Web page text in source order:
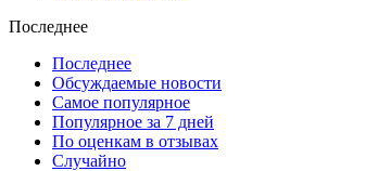
Последнее
Последнее
Обсуждаемые новости
Самое популярное
Популярное за 7 дней
По оценкам в отзывах
Случайно